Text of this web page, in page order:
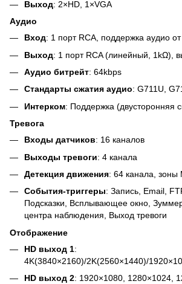
Выход: 2×HD, 1×VGA
Аудио
Вход: 1 порт RCA, поддержка аудио
Выход: 1 порт RCA (линейный, 1kΩ),
Аудио битрейт: 64kbps
Стандарты сжатия аудио: G711U,
Интерком: Поддержка (двусторонняя
Тревога
Входы датчиков: 16 каналов
Выходы тревоги: 4 канала
Детекция движения: 64 канала, зоны
События-триггеры: Запись, Email,
Подсказки, Всплывающее окно,
центра наблюдения, Выход тревоги
Отображение
HD выход 1:
4K(3840×2160)/2K(2560×1440)/
HD выход 2: 1920×1080, 1280×1024,